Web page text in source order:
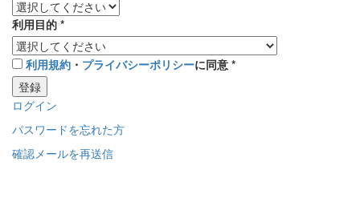
利用目的 *
利用規約 ・ プライバシーポリシーに同意 *
登録
ログイン
パスワードを忘れた方
確認メールを再送信